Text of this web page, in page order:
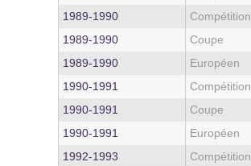
1989‑1990
Compétition
1989‑1990
Coupe
1989‑1990
Européen
1990‑1991
Compétition
1990‑1991
Coupe
1990‑1991
Européen
1992‑1993
Compétition